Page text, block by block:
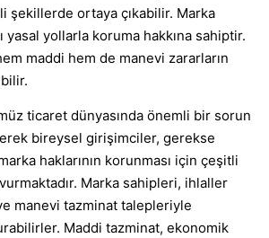
şekillerde ortaya çıkabilir. Marka
yasal yollarla koruma hakkına sahiptir.
maddi hem de manevi zararların
ticaret dünyasında önemli bir sorun
bireysel girişimciler, gerekse
haklarının korunması için çeşitli
Marka sahipleri, ihlaller
manevi tazminat talepleriyle
Maddi tazminat, ekonomik